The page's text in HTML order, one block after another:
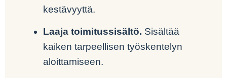
kestävyyttä.
Laaja toimitussisältö. Sisältää
kaiken tarpeellisen työskentelyn
aloittamiseen.